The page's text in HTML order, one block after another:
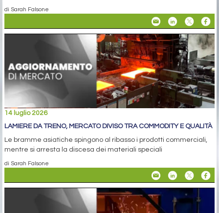
di Sarah Falsone
14 luglio 2026
LAMIERE DA TRENO, MERCATO DIVISO TRA COMMODITY E QUALITÀ
Le bramme asiatiche spingono al ribasso i prodotti commerciali,
mentre si arresta la discesa dei materiali speciali
di Sarah Falsone